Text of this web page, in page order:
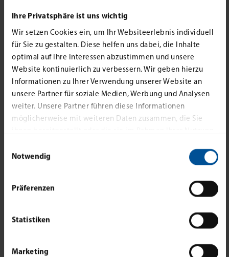
Ihre Privatsphäre ist uns wichtig
Wir setzen Cookies ein, um Ihr Websiteerlebnis individuell
für Sie zu gestalten. Diese helfen uns dabei, die Inhalte
optimal auf Ihre Interessen abzustimmen und unsere
Website kontinuierlich zu verbessern. Wir geben hierzu
Informationen zu Ihrer Verwendung unserer Website an
unsere Partner für soziale Medien, Werbung und Analysen
weiter. Unsere Partner führen diese Informationen
möglicherweise mit weiteren Daten zusammen, die Sie
Notwendig
Präferenzen
Statistiken
Marketing
Wohn- und Geschäftshaus in der
Ansehen